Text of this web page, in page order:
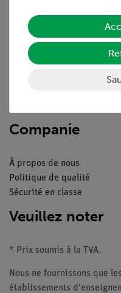
Service
Aperçu du service
Téléchargements
Companie
À propos de nous
Politique de qualité
Sécurité en classe
Veuillez noter
* Prix soumis à la TVA.
Nous ne fournissons que
établissements